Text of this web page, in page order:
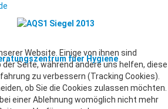
Website. Einige von ihnen sind
Seite, während andere uns helfen, diese
zu verbessern (Tracking Cookies).
ob Sie die Cookies zulassen möchten.
einer Ablehnung womöglich nicht mehr